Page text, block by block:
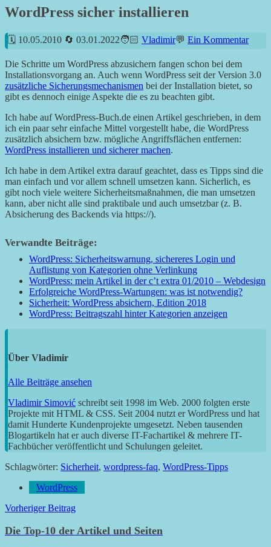
WordPress sicher installieren
10.05.2010 03.01.2022 Vladimir Ein Kommentar
Die Schritte um WordPress abzusichern fangen schon bei dem
Installationsvorgang an. Auch wenn WordPress seit der Version 3.0
zusätzliche Sicherungsmechanismen bei der Installation bietet, so
gibt es dennoch einige Aspekte die es zu beachten gibt.
Ich habe auf WordPress-Buch.de einen Artikel geschrieben, in dem
ich ein paar sehr einfache Mittel vorgestellt habe, die WordPress
zusätzlich absichern bzw. mögliche Angriffsflächen entfernen:
WordPress installieren und sicherer machen.
Ich habe in dem Artikel extra darauf geachtet, dass es Tipps sind die
man einfach und vor allem schnell umsetzen kann. Sicherlich, es
gibt noch viele weitere Sicherheitsmaßnahmen, die man umsetzen
kann, aber nicht alle sind praktibale und auch umsetzbar (z. B.
Absicherung des Backends via https://).
Verwandte Beiträge:
WordPress: Sicherheitswarnung, sichereres Login und
Auflistung von Kategorien ohne Verlinkung
WordPress: mein Artikel in der c’t extra 01/2010 – Webdesign
Erfolgreiche WordPress-Wartungen: was ist notwendig?
Sicherheit: WordPress absichern, Edition 2018
WordPress: Beitragszahl hinter Kategorien anzeigen
Über Vladimir
Alle Beiträge ansehen
Vladimir Simović schreibt seit 1998 im Web. 2000 folgten erste
Projekte mit HTML & CSS. Seit 2004 nutzt er WordPress und hat
damit Hunderte Kundenprojekte umgesetzt. Neben tausenden
Blogartikeln hat er auch diverse IT-Fachartikel & mehrere IT-
Fachbücher veröffentlicht und Schulungen geleitet.
Schlagwörter: Sicherheit, wordpress-faq, WordPress-Tipps
WordPress
Beitragsnavigation
Vorheriger Beitrag
Die Top-10 der Artikel und Seiten